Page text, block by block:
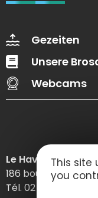
Gezeiten
Unsere
Webcams
Le Havre Etretat
186 boulevard
Tél. 02 32 74 04 04 –
This site
you